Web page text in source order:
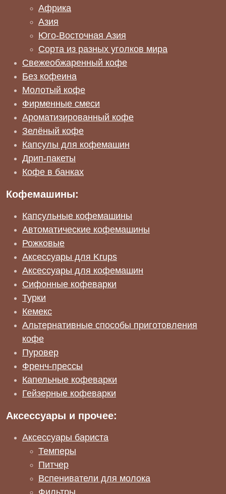
Африка
Азия
Юго-Восточная Азия
Сорта из разных уголков мира
Свежеобжаренный кофе
Без кофеина
Молотый кофе
Фирменные смеси
Ароматизированный кофе
Зелёный кофе
Капсулы для кофемашин
Дрип-пакеты
Кофе в банках
Кофемашины:
Капсульные кофемашины
Автоматические кофемашины
Рожковые
Аксессуары для Krups
Аксессуары для кофемашин
Сифонные кофеварки
Турки
Кемекс
Альтернативные способы приготовления
кофе
Пуровер
Френч-прессы
Капельные кофеварки
Гейзерные кофеварки
Аксессуары и прочее:
Аксессуары бариста
Темперы
Питчер
Вспениватели для молока
Фильтры